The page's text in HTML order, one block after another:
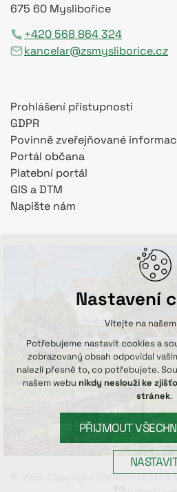
675 60 Myslibořice
+420 568 864 324
kancelar@zsmysliborice.cz
Prohlášení přístupnosti
GDPR
Povinně zveřejňované
Portál občana
Platební portál
GIS a DTM
Napište nám
© 2026 Copyright Základní škola a
Nastavení
Vítejte na
Potřebujeme nastavit cookies a
zobrazovaný obsah odpovídal
nalezli přesně to, co potřebujete.
našem webu nikdy neslouží ke
stránek.
PŘIJMOUT